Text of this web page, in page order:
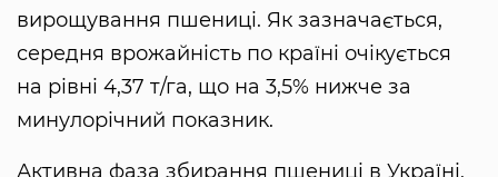
вирощування пшениці. Як зазначається,
середня врожайність по країні очікується
на рівні 4,37 т/га, що на 3,5% нижче за
минулорічний показник.
Активна фаза збирання пшениці в Україні,